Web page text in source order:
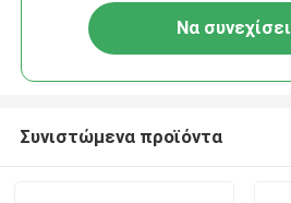
Να συνεχίσει
Συνιστώμενα προϊόντα